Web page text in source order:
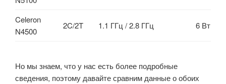
Celeron
N4500
2C/2T 1.1 ГГц / 2.8 ГГц 6 Вт
Но мы знаем, что у нас есть более подробные
сведения, поэтому давайте сравним данные о обоих